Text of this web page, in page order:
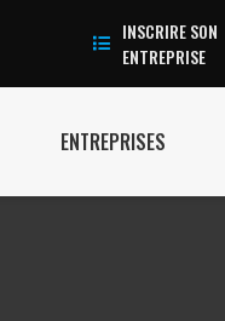
INSCRIRE SON
ENTREPRISE
ENTREPRISES